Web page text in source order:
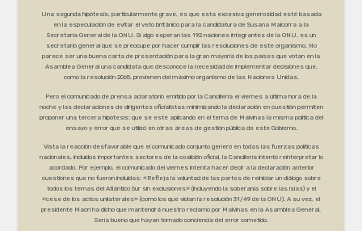
Una segunda hipótesis, particularmente grave, es que esta excesiva generosidad esté basada
en la especulación de evitar el veto británico para la candidatura de Susana Malcorra a la
Secretaría General de la ONU. Si algo esperan las 192 naciones integrantes de la ONU, es un
secretario general que se preocupe por hacer cumplir las resoluciones de este organismo. No
parece ser una buena carta de presentación para la gran mayoría de los países que votan en la
Asamblea General una candidata que desconoce la necesidad de implementar decisiones que,
como la resolución 2065, provienen del máximo organismo de las Naciones Unidas.
Pero el comunicado de prensa aclaratorio emitido por la Cancillería el viernes a última hora de la
noche y las declaraciones de dirigentes oficialistas minimizando la declaración en cuestión permiten
proponer una tercera hipótesis: que se esté aplicando en el tema de Malvinas la misma política del
ensayo y error que se utilizó en otras áreas de gestión pública de este Gobierno.
Vista la reacción desfavorable que el comunicado conjunto generó en todas las fuerzas políticas
nacionales, incluidos importantes sectores de la coalición oficial, la Cancillería intentó reinterpretar lo
acordado. Por ejemplo, el comunicado del viernes intenta hacer decir a la declaración anterior
cuestiones que no fueron incluidas: «Refleja la voluntad de las partes de reiniciar un diálogo sobre
todos los temas del Atlántico Sur sin exclusiones» (incluyendo la soberanía sobre las islas) y el
«cese de los actos unilaterales» (como los que violan la resolución 31/49 de la ONU). A su vez, el
presidente Macri ha dicho que mantendrá nuestro reclamo por Malvinas en la Asamblea General.
Sería bueno que hayan tomado conciencia del error cometido.